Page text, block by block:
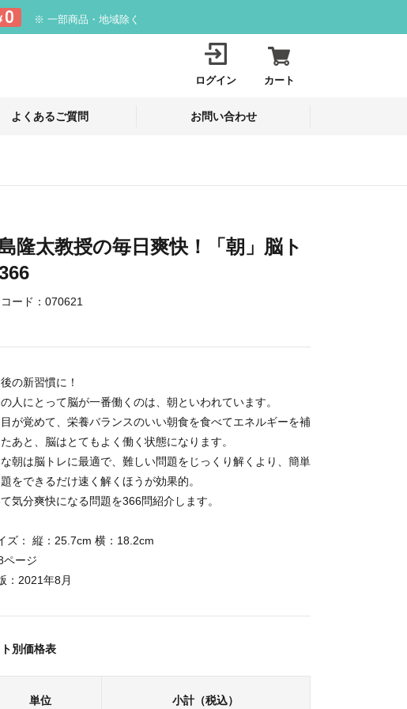
0 ※ 一部商品・地域除く
ログイン カート
よくあるご質問 お問い合わせ
隆太教授の毎日爽快！「朝」脳ト
ード： 070621
の新習慣に！
人にとって脳が一番働くのは、朝といわれています。
が覚めて、栄養バランスのいい朝食を食べてエネルギーを補
あと、脳はとてもよく働く状態になります。
朝は脳トレに最適で、難しい問題をじっくり解くより、簡単
をできるだけ速く解くほうが効果的。
気分爽快になる問題を366問紹介します。
ズ： 縦：25.7cm 横：18.2cm
ページ
：2021年8月
別価格表
単位 小計（税込）